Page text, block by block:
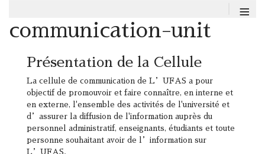
≡
communication-unit
Présentation de la Cellule
La cellule de communication de L’UFAS a pour
objectif de promouvoir et faire connaître, en interne et
en externe, l'ensemble des activités de l'université et
d’assurer la diffusion de l'information auprès du
personnel administratif, enseignants, étudiants et toute
personne souhaitant avoir de l’information sur
L’UFAS.